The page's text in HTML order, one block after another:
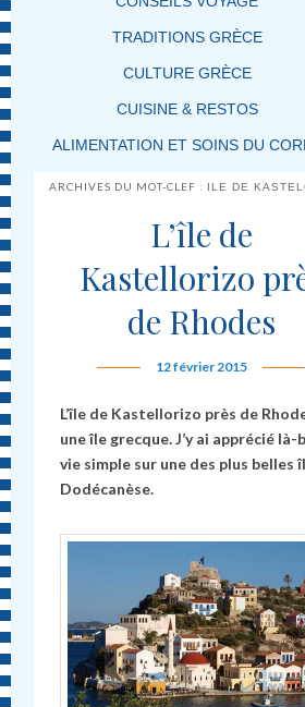
TRADITIONS GRÈCE
CULTURE GRÈCE
CUISINE & RESTOS
ALIMENTATION ET SOINS DU
ARCHIVES DU MOT-CLEF : ILE DE
L’île de
Kastellorizo
de Rhodes
12 février 2015
L’île de Kastellorizo près de
une île grecque.J’y ai apprécié là-
vie simple sur une des plus belles
Dodécanèse.